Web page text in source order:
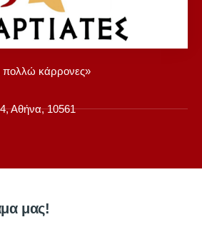
πολλώ κάρρονες»
Αθήνα, 10561
μας!